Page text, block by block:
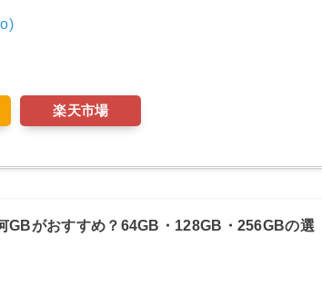
楽天市場
GBがおすすめ？64GB・128GB・256GBの選